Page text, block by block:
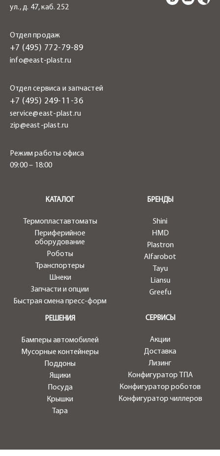
ул., д. 47, каб. 252
Отдел продаж
+7 (495) 772-79-89
info@east-plast.ru
Отдел сервиса и запчастей
+7 (495) 249-11-36
service@east-plast.ru
zip@east-plast.ru
Режим работы офиса
09:00 – 18:00
КАТАЛОГ
Термопластавтоматы
Периферийное
оборудование
Роботы
Транспортеры
Шнеки
Запчасти и опции
Быстрая смена пресс-форм
БРЕНДЫ
Shini
HMD
Plastron
Alfarobot
Tayu
Liansu
Greefu
СЕРВИСЫ
Акции
Доставка
Лизинг
Конфигуратор ТПА
Конфигуратор роботов
Конфигуратор чиллеров
РЕШЕНИЯ
Бамперы автомобилей
Мусорные контейнеры
Поддоны
Ящики
Посуда
Крышки
Тара